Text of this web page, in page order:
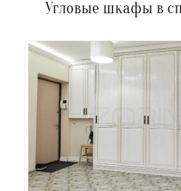
Угловые шкафы в